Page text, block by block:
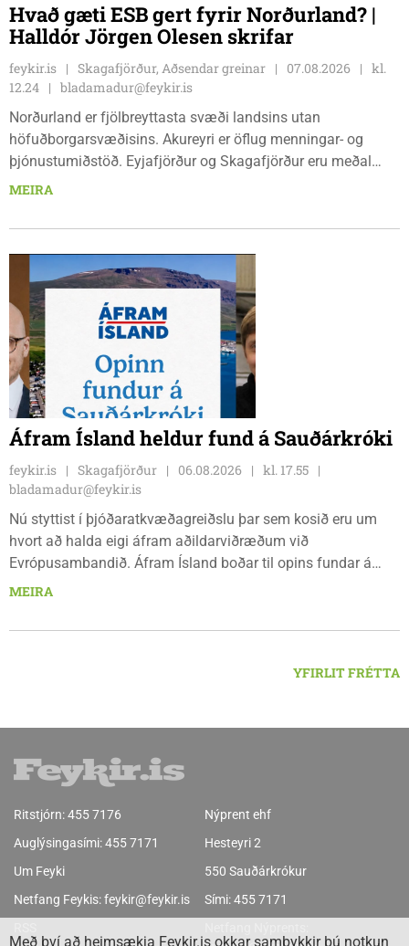
Hvað gæti ESB gert fyrir Norðurland? |
Halldór Jörgen Olesen skrifar
feykir.is Skagafjörður, Aðsendar greinar 07.08.2026
kl.
12.24
bladamadur@feykir.is
Norðurland er fjölbreyttasta svæði landsins utan
höfuðborgarsvæðisins. Akureyri er öflug menningar- og
þjónustumiðstöð. Eyjafjörður og Skagafjörður eru meðal
bestu landbúnaðarsvæða landsins. Dalvík, Siglufjörður og
svæðinu er verið að þróa orkuverkefni og nýsköpun.
MEIRA
Áfram Ísland heldur fund á Sauðárkróki
feykir.is Skagafjörður 06.08.2026
kl. 17.55
bladamadur@feykir.is
Nú styttist í þjóðaratkvæðagreiðslu þar sem kosið eru um
hvort að halda eigi áfram aðildarviðræðum við
Evrópusambandið. Áfram Ísland boðar til opins fundar á
Frímúrarasalnum Borgarmýri 1 á Sauðarkróki, laugardaginn
nauðsynleg.
MEIRA
YFIRLIT FRÉTTA
Ritstjórn:455 7176
Auglýsingasími:455 7171
Um Feyki
Netfang Feykis:feykir@feykir.is
Nýprent ehf
Hesteyri 2
550 Sauðárkrókur
Sími:455 7171
Með því að heimsækja Feykir.is okkar samþykkir þú notkun